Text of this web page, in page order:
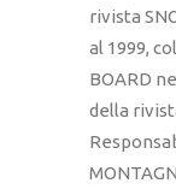
rivista
al 1999,
BOARD
della